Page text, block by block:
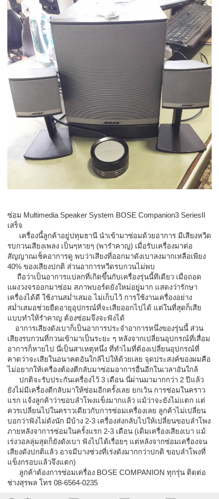
ซ่อม Multimedia Speaker System BOSE Companion3 SeriesII
เสร็จ
เครื่องนี้ลูกค้าอยู่ปทุมธานี นำเข้ามาซ่อมด้วยอาการ มีเสียงหวีด
รบกวนเสียงเพลง เป็นๆหายๆ (พารำคาญ) เมื่อรับเครื่องมาต่อ
สัญญาณเช็คอาการดู พบว่าเสียงที่ออกมาดังเบาลงมากเหลือเพียง
40% ของเสียงปกติ ส่วนอาการหวีดรบกวนไม่พบ
ถือว่าเป็นอาการแปลกที่เกิดขึ้นกับเครื่องรุ่นนี้ทีเดียว เมื่อถอด
แผงวงจรออกมาซ่อม สภาพบอร์ดยังใหม่อยู่มาก แสดงว่ารักษา
เครื่องได้ดี ใช้งานสม่ำเสมอ ไม่เก็บไว้ การใช้งานเครื่องอย่าง
สม่ำเสมอช่วยยืดอายุอุปกรณ์ที่จะเสียออกไปได้ แต่ในที่สุดก็เสีย
แบบทำให้รำคาญ ต้องซ่อมจึงจะฟังได้
อาการเสียงดังเบาก็เป็นอาการประจำอาการหนึ่งของรุ่นนี้ ส่วน
เสียงรบกวนที่กวนเข้ามาเป็นระยะ ๆ หลังจากเปลี่ยนอุปกรณ์ที่เสื่อม
อาการก็หายไป นี่เป็นสาเหตุหนึ่ง ที่ทำไมที่ต้องเปลี่ยนอุปกรณ์ที่
คาดว่าจะเสียในอนาคตอันใกล้ไปให้ด้วยเลย จุดประสงค์ของผมคือ
ไม่อยากให้เครื่องต้องตีกลับมาซ่อมอาการอื่นอีกในเวลาอันใกล้
ปกติจะรับประกันเครื่องไว้ 3 เดือน นี่ผ่านมามากกว่า 2 ปีแล้ว
ยังไม่มีเครื่องตีกลับมาให้ซ่อมอีกครั้งเลย ยกเว้น การซ่อมในคราว
แรก แจ้งลูกค้าว่าขอบลำโพงแข็งมากแล้ว แม้ว่าจะยังไม่แตก แต่
ควรเปลี่ยนไปในคราวเดียวกับการซ่อมเครื่องเลย ลูกค้าไม่เปลี่ยน
บอกว่าฟังไม่ดังนัก มีบ้าง 2-3 เครื่องส่งกลับไปให้เปลี่ยนขอบลำโพง
ภายหลังจาการซ่อมในครั้งแรก 2-3 เดือน (เดิมเครื่องเสียงเบา แม้
เร่งวอลลุ่มสุดก็ยังดังเบา ฟังไปได้เรื่อยๆ แต่หลังจากซ่อมเครื่องจน
เสียงดังปกติแล้ว อาจมีบางช่วงที่เร่งดังมากกว่าปกติ ขอบลำโพงที่
แข็งกรอบแล้วจึงแตก)
ลูกค้าต้องการซ่อมเครื่อง BOSE COMPANION ทุกรุ่น ติดต่อ
ช่างสุรพล โทร 08-6564-0235